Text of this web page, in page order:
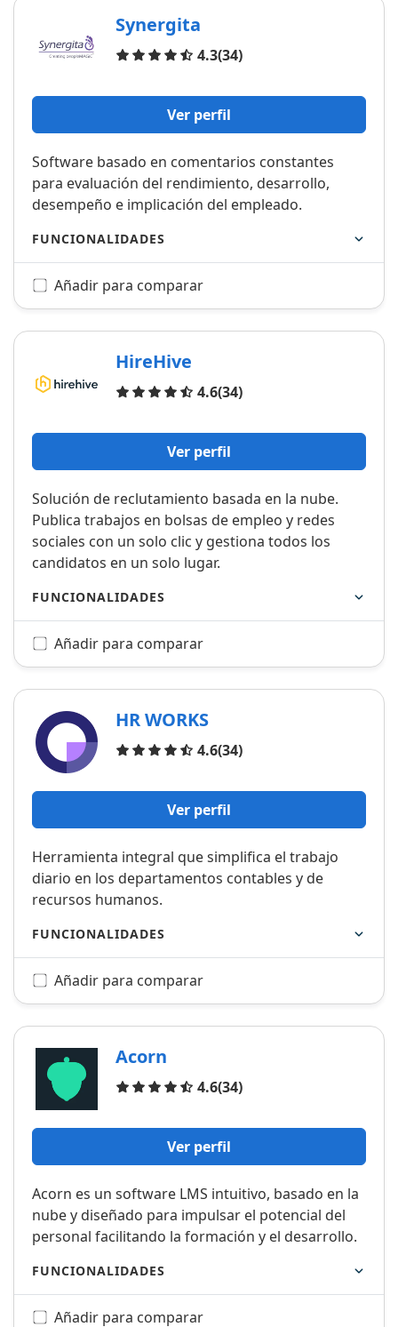
Synergita
4.3(34)
Opiniones
Ver perfil
Software basado en comentarios constantes
para evaluación del rendimiento, desarrollo,
desempeño e implicación del empleado.
FUNCIONALIDADES
Añadir para comparar
HireHive
4.6(34)
Opiniones
Ver perfil
Solución de reclutamiento basada en la nube.
Publica trabajos en bolsas de empleo y redes
sociales con un solo clic y gestiona todos los
candidatos en un solo lugar.
FUNCIONALIDADES
Añadir para comparar
HR WORKS
4.6(34)
Opiniones
Ver perfil
Herramienta integral que simplifica el trabajo
diario en los departamentos contables y de
recursos humanos.
FUNCIONALIDADES
Añadir para comparar
Acorn
4.6(34)
Opiniones
Ver perfil
Acorn es un software LMS intuitivo, basado en la
nube y diseñado para impulsar el potencial del
personal facilitando la formación y el desarrollo.
FUNCIONALIDADES
Añadir para comparar